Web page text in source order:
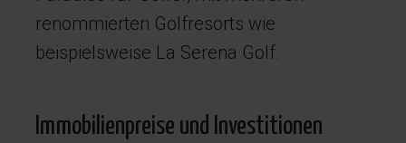
renommierten Golfresorts wie
beispielsweise La Serena Golf.
Immobilienpreise und Investitionen